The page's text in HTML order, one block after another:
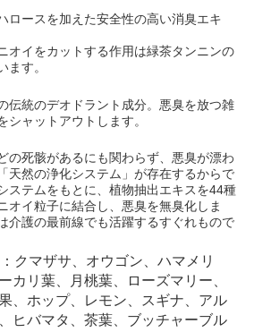
ロースを加えた安全性の高い消臭エキ
オイをカットする作用は緑茶タンニンの
ます。
伝統のデオドラント成分。悪臭を放つ雑
シャットアウトします。
の死骸があるにも関わらず、悪臭が漂わ
天然の浄化システム」が存在するからで
ステムをもとに、植物抽出エキスを44種
オイ粒子に結合し、悪臭を無臭化しま
介護の最前線でも活躍するすぐれもので
クマザサ、オウゴン、ハマメリ
カリ葉、月桃葉、ローズマリー、
、ホップ、レモン、スギナ、アル
ヒバマタ、茶葉、ブッチャーブル